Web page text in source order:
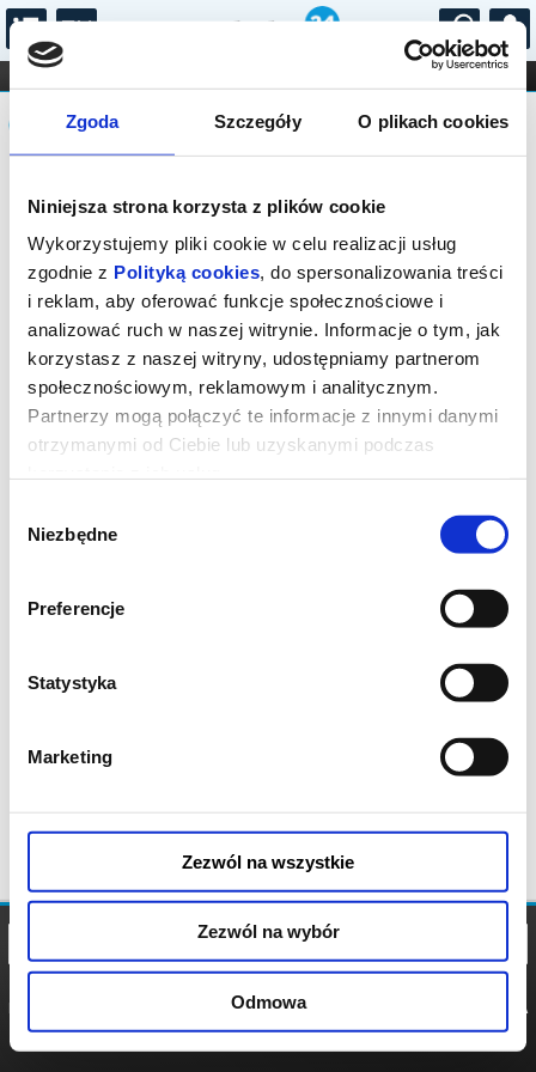
Zgoda Szczegóły O plikach cookies
Niniejsza strona korzysta z plików cookie
Wykorzystujemy pliki cookie w celu realizacji usług
zgodnie z Polityką cookies, do spersonalizowania treści
i reklam, aby oferować funkcje społecznościowe i
analizować ruch w naszej witrynie. Informacje o tym, jak
korzystasz z naszej witryny, udostępniamy partnerom
społecznościowym, reklamowym i analitycznym.
Partnerzy mogą połączyć te informacje z innymi danymi
otrzymanymi od Ciebie lub uzyskanymi podczas
zgody
Niezbędne
Preferencje
Statystyka
Marketing
Zezwól na wszystkie
Zezwól na wybór
Odmowa
...
FILHARMONIA OPERA I BALET
STAND-UP
DLA DZIECI
Komunikat
Sprzedaż on-line została zakończona,
sprawdź dostępność biletów w kasach
instytucji.
POLITYKA
POLITYKA